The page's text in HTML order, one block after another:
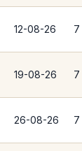
12-08-26 7
19-08-26 7
26-08-26 7